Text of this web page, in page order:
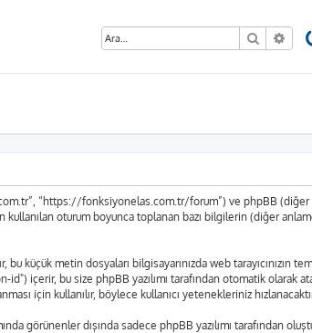
Ara
“https://fonksiyonelas.com.tr/forum”) ve phpBB (diğer
kullanılan oturum boyunca toplanan bazı bilgilerin (diğer
küçük metin dosyaları bilgisayarınızda web tarayıcınızın
içerir, bu size phpBB yazılımı tarafından otomatik olarak
için kullanılır, böylece kullanıcı yetenekleriniz
görünenler dışında sadece phpBB yazılımı tarafından